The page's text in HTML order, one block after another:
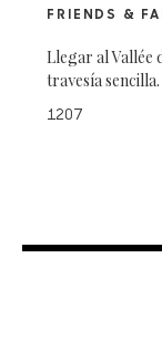
FRIENDS &
Llegar al Vallée
travesía
1207